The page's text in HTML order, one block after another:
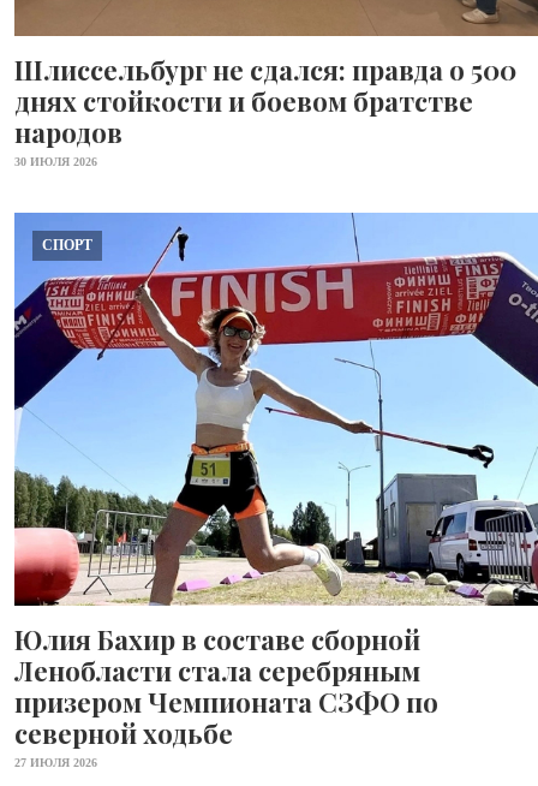
Шлиссельбург не сдался: правда о 500
днях стойкости и боевом братстве
народов
30 ИЮЛЯ 2026
СПОРТ
Юлия Бахир в составе сборной
Ленобласти стала серебряным
призером Чемпионата СЗФО по
северной ходьбе
27 ИЮЛЯ 2026